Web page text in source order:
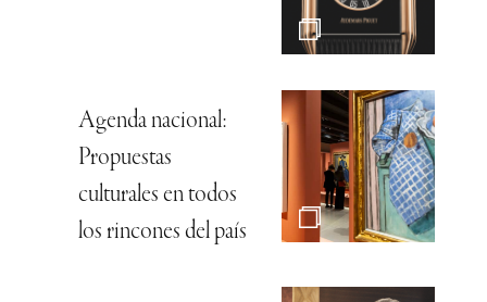
Agenda nacional:
Propuestas
culturales en todos
los rincones del país